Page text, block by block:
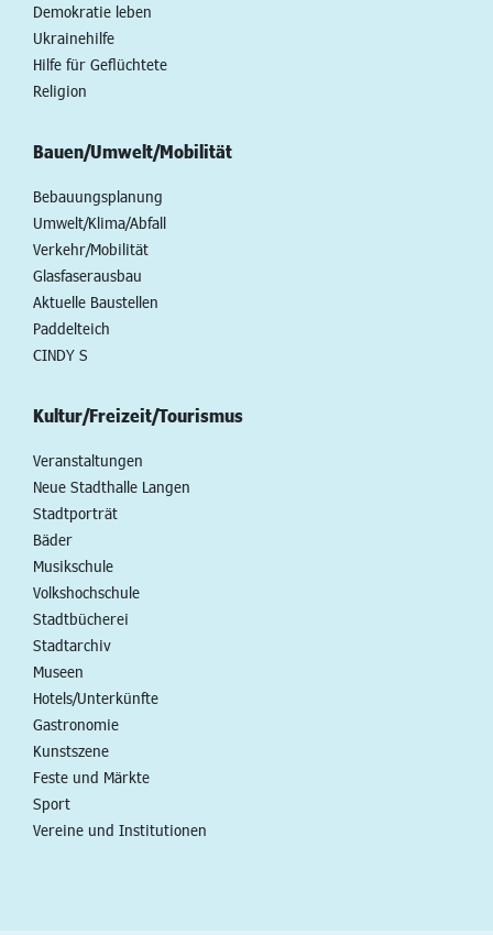
Demokratie leben
Ukrainehilfe
Hilfe für Geflüchtete
Religion
Bauen/Umwelt/Mobilität
Bebauungsplanung
Umwelt/Klima/Abfall
Verkehr/Mobilität
Glasfaserausbau
Aktuelle Baustellen
Paddelteich
CINDY S
Kultur/Freizeit/Tourismus
Veranstaltungen
Neue Stadthalle Langen
Stadtporträt
Bäder
Musikschule
Volkshochschule
Stadtbücherei
Stadtarchiv
Museen
Hotels/Unterkünfte
Gastronomie
Kunstszene
Feste und Märkte
Sport
Vereine und Institutionen